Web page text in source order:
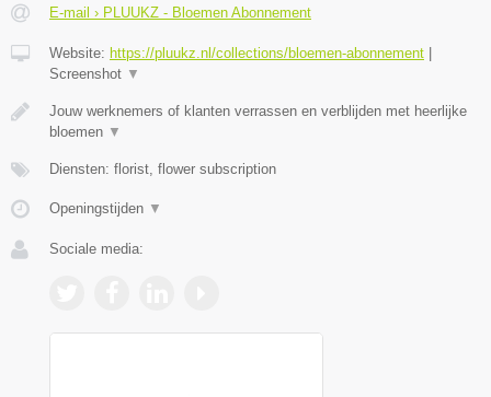
E-mail › PLUUKZ - Bloemen Abonnement
Website: https://pluukz.nl/collections/bloemen-abonnement
Screenshot ▼
Jouw werknemers of klanten verrassen en verblijden met heerlijke
bloemen ▼
Diensten: florist, flower subscription
Openingstijden ▼
Sociale media: